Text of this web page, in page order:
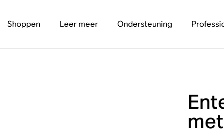
Shoppen Leer meer Ondersteuning